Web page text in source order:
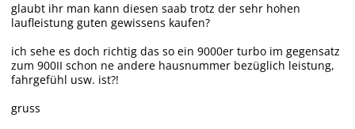
glaubt ihr man kann diesen saab trotz der sehr hohen
laufleistung guten gewissens kaufen?
ich sehe es doch richtig das so ein 9000er turbo im gegensatz
zum 900II schon ne andere hausnummer bezüglich leistung,
fahrgefühl usw. ist?!
gruss